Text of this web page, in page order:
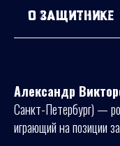
О защитнике
Александр
Санкт-Петербург) —
играющий на позиции